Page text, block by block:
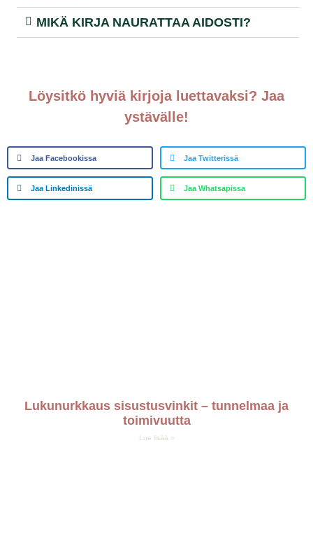
MIKÄ KIRJA NAURATTAA AIDOSTI?
Löysitkö hyviä kirjoja luettavaksi? Jaa
ystävälle!
Jaa Facebookissa Jaa Twitterissä
Jaa Linkedinissä Jaa Whatsapissa
Lukunurkkaus sisustusvinkit – tunnelmaa ja
toimivuutta
Lue lisää »